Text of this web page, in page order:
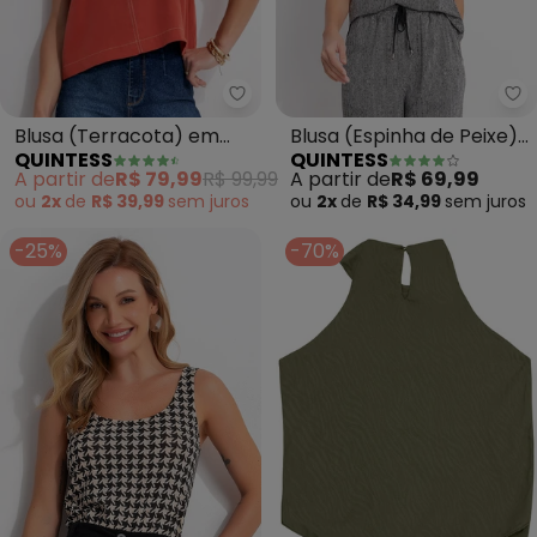
Quintess - Blusa (Terracota)
Blusa (Terracota) em
Tecido de Liocel
QUINTESS
A partir deR$ 79,99R$ 99,99
ou 2x de R$ 39,99 sem juros
Blusa (Espinha de Peixe)
em Malha de Viscose
QUINTESS
A partir deR$ 69,99
ou 2x de R$ 34,99 sem juros
-25% -70%